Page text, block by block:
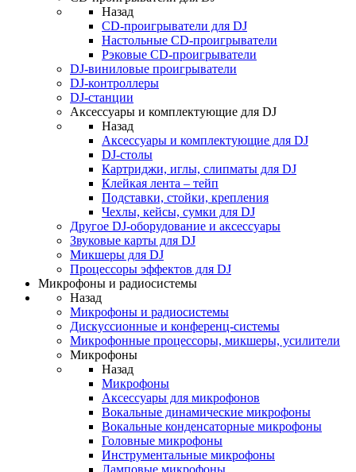
Назад
CD-проигрыватели для DJ
Настольные CD-проигрыватели
Рэковые CD-проигрыватели
DJ-виниловые проигрыватели
DJ-контроллеры
DJ-станции
Аксессуары и комплектующие для DJ
Назад
Аксессуары и комплектующие для DJ
DJ-столы
Картриджи, иглы, слипматы для DJ
Клейкая лента – тейп
Подставки, стойки, крепления
Чехлы, кейсы, сумки для DJ
Другое DJ-оборудование и аксессуары
Звуковые карты для DJ
Микшеры для DJ
Процессоры эффектов для DJ
Микрофоны и радиосистемы
Назад
Микрофоны и радиосистемы
Дискуссионные и конференц-системы
Микрофонные процессоры, микшеры, усилители
Микрофоны
Назад
Микрофоны
Аксессуары для микрофонов
Вокальные динамические микрофоны
Вокальные конденсаторные микрофоны
Головные микрофоны
Инструментальные микрофоны
Ламповые микрофоны